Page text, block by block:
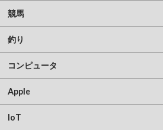
競馬
釣り
コンピュータ
Apple
IoT